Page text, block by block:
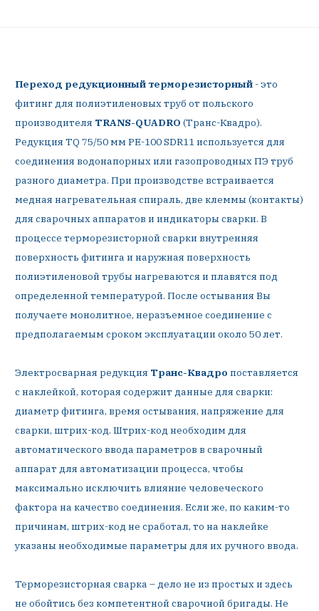
Переход редукционный терморезисторный - это
фитинг для полиэтиленовых труб от польского
производителя TRANS-QUADRO (Транс-Квадро).
Редукция TQ 75/50 мм PE-100 SDR11 используется для
соединения водонапорных или газопроводных ПЭ труб
разного диаметра. При производстве встраивается
медная нагревательная спираль, две клеммы (контакты)
для сварочных аппаратов и индикаторы сварки. В
процессе терморезисторной сварки внутренняя
поверхность фитинга и наружная поверхность
полиэтиленовой трубы нагреваются и плавятся под
определенной температурой. После остывания Вы
получаете монолитное, неразъемное соединение с
предполагаемым сроком эксплуатации около 50 лет.
Электросварная редукция Транс-Квадро поставляется
с наклейкой, которая содержит данные для сварки:
диаметр фитинга, время остывания, напряжение для
сварки, штрих-код. Штрих-код необходим для
автоматического ввода параметров в сварочный
аппарат для автоматизации процесса, чтобы
максимально исключить влияние человеческого
фактора на качество соединения. Если же, по каким-то
причинам, штрих-код не сработал, то на наклейке
указаны необходимые параметры для их ручного ввода.
Терморезисторная сварка – дело не из простых и здесь
не обойтись без компетентной сварочной бригады. Не